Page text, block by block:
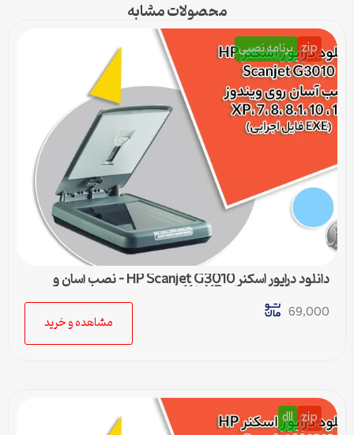
محصولات مشابه
zip برنامه نصبی
دانلود درایور اسکنر HP Scanjet G3010 – نصب آسان و
سریع برای ویندوزهای XP تا 11
69,000
مشاهده و خرید
zip
dll